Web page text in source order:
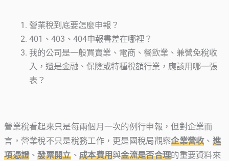
營業稅到底要怎麼申報？
401、403、404申報書差在哪裡？
我的公司是一般買賣業、電商、餐飲業、兼營免稅收
入，還是金融、保險或特種稅額行業，應該用哪一張
表？
營業稅看起來只是每兩個月一次的例行申報，但對企業而
言，營業稅不只是稅務工作，更是國稅局觀察企業營收、 進
項憑證、發票開立、 成本費用與金流是否合理的重要資料來